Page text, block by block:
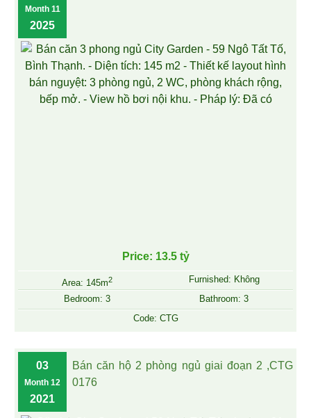
Month 11
2025
Price: 13.5 tỷ
Area: 145m2
Furnished: Không
Bedroom: 3
Bathroom: 3
Code: CTG
03
Month 12
2021
Bán căn hộ 2 phòng ngủ giai đoạn 2 ,CTG
0176